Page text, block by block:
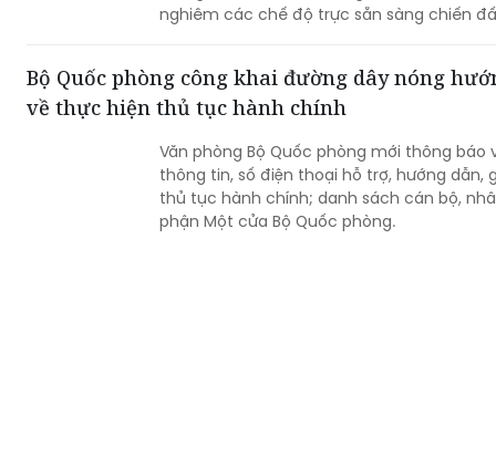
nghiêm các chế độ trực sẵn sàng chiến
Bộ Quốc phòng công khai đường dây nóng
về thực hiện thủ tục hành chính
Văn phòng Bộ Quốc phòng mới thông báo
thông tin, số điện thoại hỗ trợ, hướng dẫn,
thủ tục hành chính; danh sách cán bộ,
phận Một cửa Bộ Quốc phòng.